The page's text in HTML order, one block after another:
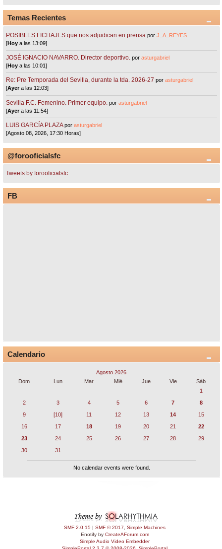
Temas Recientes
POSIBLES FICHAJES que nos adjudican en prensa porJ_A_REYES
[Hoy a las 13:09]
JOSÉ IGNACIO NAVARRO. Director deportivo. porasturgabriel
[Hoy a las 10:01]
Re: Pre Temporada del Sevilla, durante la tda. 2026-27 porasturgabriel
[Ayera las 12:03]
Sevilla F.C. Femenino. Primer equipo. porasturgabriel
[Ayera las 11:54]
LUIS GARCÍA PLAZA porasturgabriel
[Agosto 08, 2026, 17:30 Horas]
@forooficialsfc
Tweets by forooficialsfc
FB
Calendario
Agosto 2026
Dom
Lun Mar Mié Jue Vie
Sáb
1
2
3 4 5 6 7
8
9
[10] 11 12 13 14
15
16
17 18 19 20 21
22
23
24 25 26 27 28
29
30
31
No calendar events were found.
SMF 2.0.15 | SMF © 2017
Simple Machines
Enotify by CreateAForum.com
Simple Audio Video Embedder